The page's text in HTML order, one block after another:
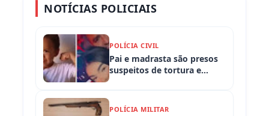
NOTÍCIAS POLICIAIS
POLÍCIA CIVIL
Pai e madrasta são presos
suspeitos de tortura e
POLÍCIA MILITAR